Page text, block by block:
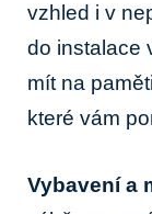
vzhled i v
do instalace
mít na
které vám
Vybavení a